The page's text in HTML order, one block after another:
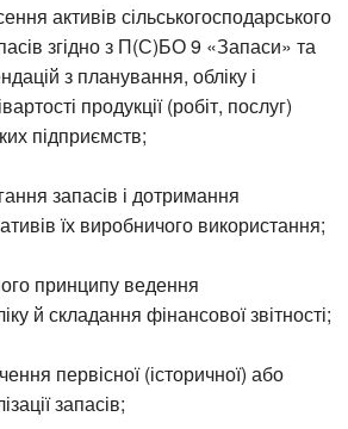
активів сільськогосподарського
згідно з П(С)БО 9 «Запаси» та
з планування, обліку і
продукції (робіт, послуг)
підприємств;
запасів і дотримання
їх виробничого використання;
принципу ведення
й складання фінансової звітності;
первісної (історичної) або
запасів;